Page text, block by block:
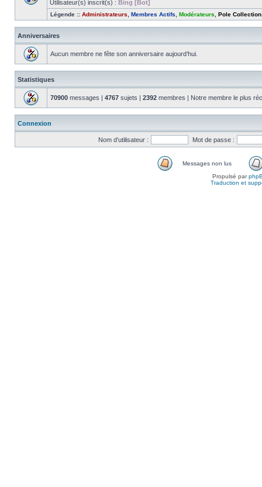
Utilisateur(s) inscrit(s) : Bing [Bot]
Légende :: Administrateurs Membres Actifs Modérateurs Pole Collection
Anniversaires
Aucun membre ne fête son anniversaire aujourd’hui.
Statistiques
70900 messages | 4767 sujets | 2392 membres | Notre membre le plus
Connexion
Nom d’utilisateur : Mot de passe :
Messages non lus
Propulsé par
Traduction et